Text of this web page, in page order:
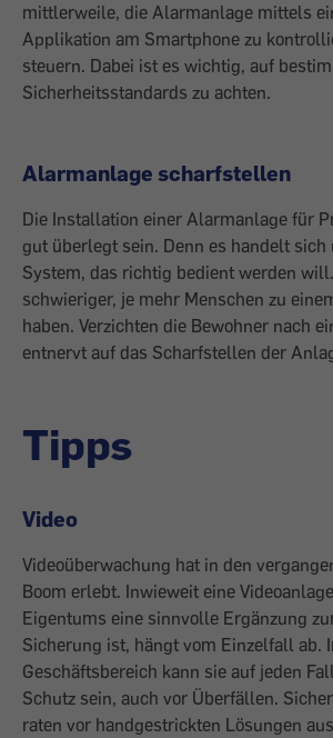
mittlerweile, die Alarmanlage mittels
Applikation am Smartphone zu
steuern. Dabei ist es wichtig, auf
Sicherheitsstandards zu achten.
Alarmanlage scharfstellen
Die Installation einer Alarmanlage für
gut überlegt sein. Denn es handelt sich
System, das richtig bedient werden
schwieriger, je mehr Menschen zu
haben. Verzichten die Bewohner nach
entnervt auf das Scharfstellen der
Tipps
Video
Videoüberwachung hat in den
Boom erlebt. Inwieweit eine
Eigentums eine sinnvolle Ergänzung
Sicherung ist, hängt vom Einzelfall ab.
Geschäftsbereich kann sie auf jeden
Schutz sein, auch vor Überfällen.
raten vor handgestrickten Lösungen